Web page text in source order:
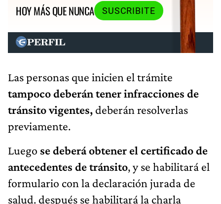
HOY MÁS QUE NUNCA
SUSCRIBITE
Las personas que inicien el trámite
tampoco deberán tener infracciones de
tránsito vigentes, deberán resolverlas
previamente.
Luego se deberá obtener el certificado de
antecedentes de tránsito, y se habilitará el
formulario con la declaración jurada de
salud. después se habilitará la charla